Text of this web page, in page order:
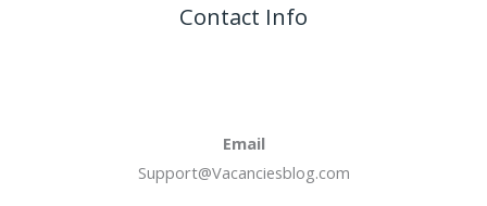
Contact Info
Email
Support@Vacanciesblog.com